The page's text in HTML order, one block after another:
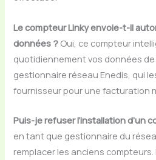
Le compteur Linky envoie-t-il
données ? Oui, ce compteur
quotidiennement vos données
gestionnaire réseau Enedis, qui
fournisseur pour une facturation
Puis-je refuser l’installation d’un
en tant que gestionnaire du
remplacer les anciens